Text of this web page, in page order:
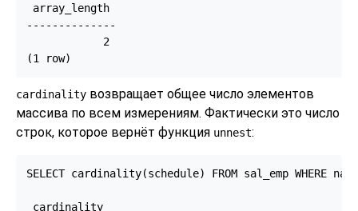
array_length
--------------
            2
(1 row)
cardinality возвращает общее число элементов
массива по всем измерениям. Фактически это число
строк, которое вернёт функция unnest:
SELECT cardinality(schedule) FROM sal_emp WHERE
cardinality